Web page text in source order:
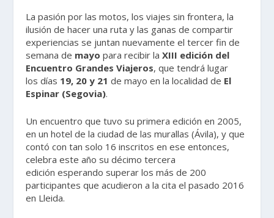
La pasión por las motos, los viajes sin frontera, la
ilusión de hacer una ruta y las ganas de compartir
experiencias se juntan nuevamente el tercer fin de
semana de mayo para recibir laXIII edición del
Encuentro Grandes Viajeros, que tendrá lugar
los días 19, 20 y 21 de mayo en la localidad de El
Espinar (Segovia).
Un encuentro que tuvo su primera edición en 2005,
en un hotel de la ciudad de las murallas (Ávila), y que
contó con tan solo 16 inscritos en ese entonces,
celebra este año su décimo tercera
edición esperando superar los más de 200
participantes que acudieron a la cita el pasado 2016
en Lleida.